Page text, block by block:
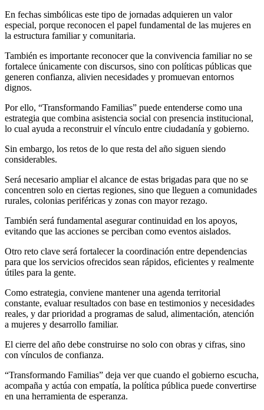
En fechas simbólicas este tipo de jornadas adquieren un valor
especial, porque reconocen el papel fundamental de las mujeres en
la estructura familiar y comunitaria.
También es importante reconocer que la convivencia familiar no se
fortalece únicamente con discursos, sino con políticas públicas que
generen confianza, alivien necesidades y promuevan entornos
dignos.
Por ello, “Transformando Familias” puede entenderse como una
estrategia que combina asistencia social con presencia institucional,
lo cual ayuda a reconstruir el vínculo entre ciudadanía y gobierno.
Sin embargo, los retos de lo que resta del año siguen siendo
considerables.
Será necesario ampliar el alcance de estas brigadas para que no se
concentren solo en ciertas regiones, sino que lleguen a comunidades
rurales, colonias periféricas y zonas con mayor rezago.
También será fundamental asegurar continuidad en los apoyos,
evitando que las acciones se perciban como eventos aislados.
Otro reto clave será fortalecer la coordinación entre dependencias
para que los servicios ofrecidos sean rápidos, eficientes y realmente
útiles para la gente.
Como estrategia, conviene mantener una agenda territorial
constante, evaluar resultados con base en testimonios y necesidades
reales, y dar prioridad a programas de salud, alimentación, atención
a mujeres y desarrollo familiar.
El cierre del año debe construirse no solo con obras y cifras, sino
con vínculos de confianza.
“Transformando Familias” deja ver que cuando el gobierno escucha,
acompaña y actúa con empatía, la política pública puede convertirse
en una herramienta de esperanza.